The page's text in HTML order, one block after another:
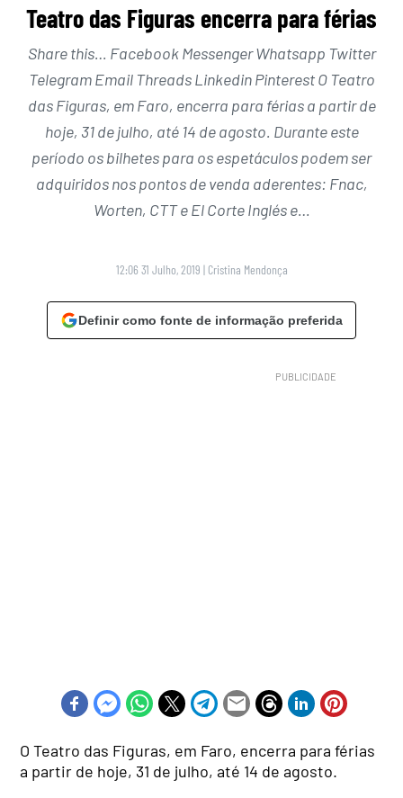
Teatro das Figuras encerra para férias
Share this… Facebook Messenger Whatsapp Twitter
Telegram Email Threads Linkedin Pinterest O Teatro
das Figuras, em Faro, encerra para férias a partir de
hoje, 31 de julho, até 14 de agosto. Durante este
período os bilhetes para os espetáculos podem ser
adquiridos nos pontos de venda aderentes: Fnac,
Worten, CTT e El Corte Inglés e…
12:06 31 Julho, 2019 | Cristina Mendonça
Definir como fonte de informação preferida
O Teatro das Figuras, em Faro, encerra para férias
a partir de hoje, 31 de julho, até 14 de agosto.